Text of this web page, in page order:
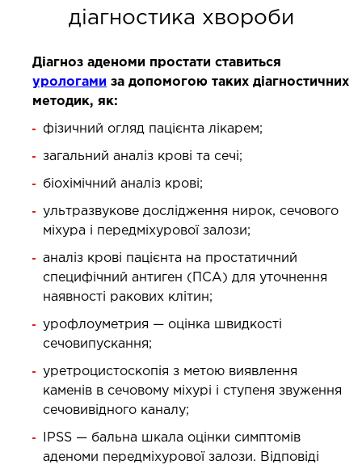
ХІРУРГІЯ
хірургія
опорно-рухового апарату
(травматологічний пункт)
ТА ЕКСТРАКЦІЙНА
і гемосорбція
послуги
діагностика хвороби
Діагноз аденоми простати ставиться
урологами за допомогою таких діагностичних
методик, як:
фізичний огляд пацієнта лікарем;
загальний аналіз крові та сечі;
біохімічний аналіз крові;
ультразвукове дослідження нирок, сечового
міхура і передміхурової залози;
аналіз крові пацієнта на простатичний
специфічний антиген (ПСА) для уточнення
наявності ракових клітин;
урофлоуметрия — оцінка швидкості
сечовипускання;
уретроцистоскопія з метою виявлення
каменів в сечовому міхурі і ступеня звуження
сечовивідного каналу;
IPSS — бальна шкала оцінки симптомів
аденоми передміхурової залози. Відповіді